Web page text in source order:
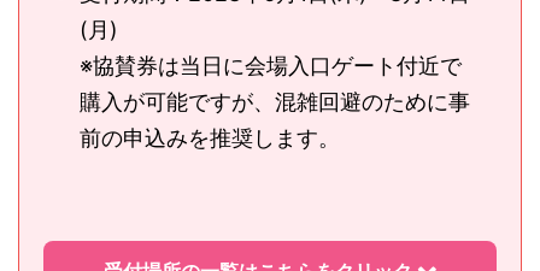
(月)
※協賛券は当日に会場入口ゲート付近で
購入が可能ですが、混雑回避のために事
前の申込みを推奨します。